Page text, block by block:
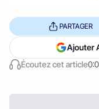
Écoutez cet article
PARTAGER
Ajouter